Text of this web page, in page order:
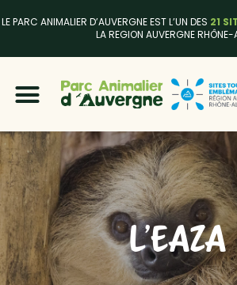
LE PARC ANIMALIER D’AUVERGNE EST L’UN DES 21
LA REGION AUVERGNE RHÔNE-
L’EAZA